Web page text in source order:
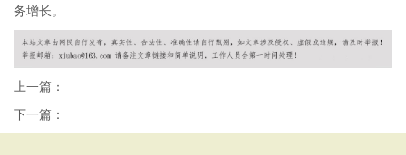
务增长。
上一篇：
下一篇：